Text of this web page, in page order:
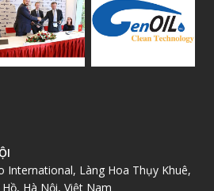
International, Làng Hoa Thụy Khuê,
Hà Nội, Việt Nam